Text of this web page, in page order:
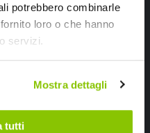
potrebbero combinarle
loro o che hanno
servizi.
Mostra dettagli
tutti